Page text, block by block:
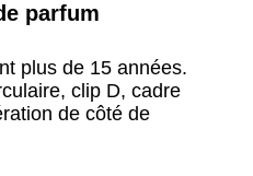
parfum
plus de 15 années.
clip D, cadre
de côté de